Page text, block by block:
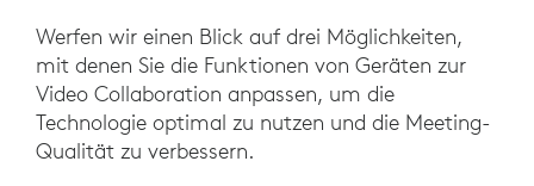
Werfen wir einen Blick auf drei Möglichkeiten,
mit denen Sie die Funktionen von Geräten zur
Video Collaboration anpassen, um die
Technologie optimal zu nutzen und die Meeting-
Qualität zu verbessern.